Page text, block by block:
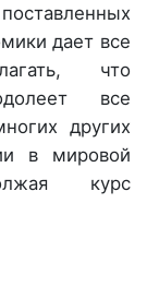
дает все
что
все
других
в мировой
курс